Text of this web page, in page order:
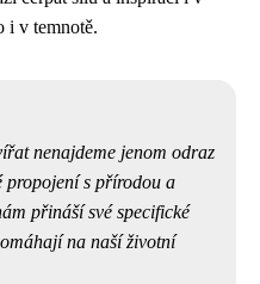
i v temnotě.
nenajdeme jenom odraz
propojení s přírodou a
přináší své specifické
na naší životní